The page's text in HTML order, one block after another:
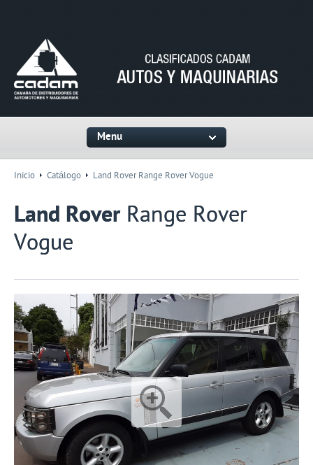
Menu
Inicio Catálogo Land Rover Range Rover Vogue
Land RoverRange Rover
Vogue